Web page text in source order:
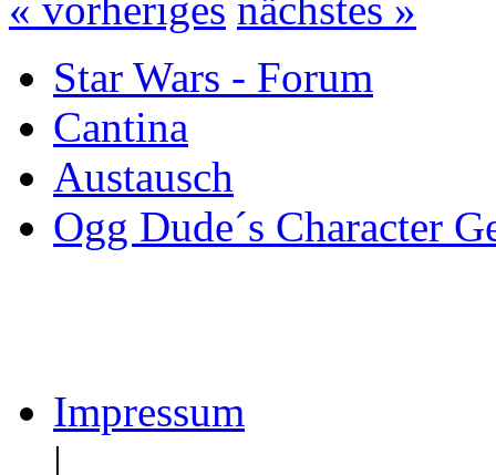
Star Wars - Forum
Cantina
Austausch
Ogg Dude´s Character
Impressum
|